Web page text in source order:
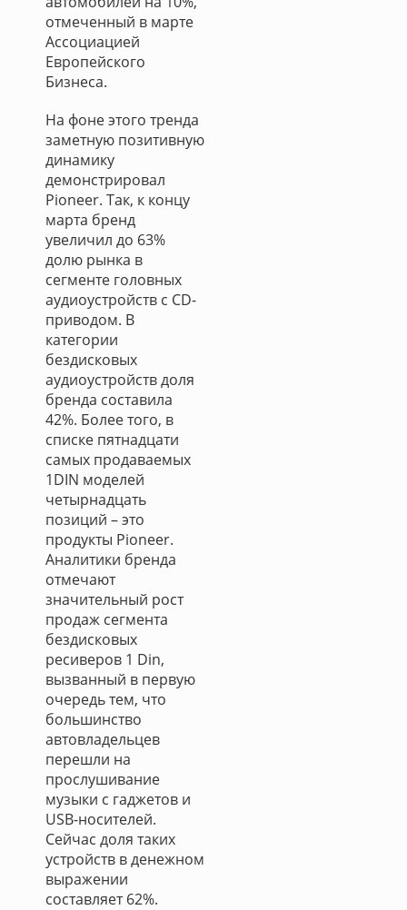
отмеченный в марте
Ассоциацией
Европейского
Бизнеса.
На фоне этого тренда
заметную позитивную
динамику
демонстрировал
Pioneer. Так, к концу
марта бренд
увеличил до 63%
долю рынка в
сегменте головных
аудиоустройств с CD-
приводом. В
категории
бездисковых
аудиоустройств доля
бренда составила
42%. Более того, в
списке пятнадцати
самых продаваемых
1DIN моделей
четырнадцать
позиций – это
продукты Pioneer.
Аналитики бренда
отмечают
значительный рост
продаж сегмента
бездисковых
ресиверов 1 Din,
вызванный в первую
очередь тем, что
большинство
автовладельцев
перешли на
прослушивание
музыки с гаджетов и
USB-носителей.
Сейчас доля таких
устройств в денежном
выражении
составляет 62%.